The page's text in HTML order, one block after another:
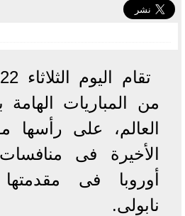
من المباريات
العالم، على رأسها
الأخيرة فى
أوروبا فى
نابولى.